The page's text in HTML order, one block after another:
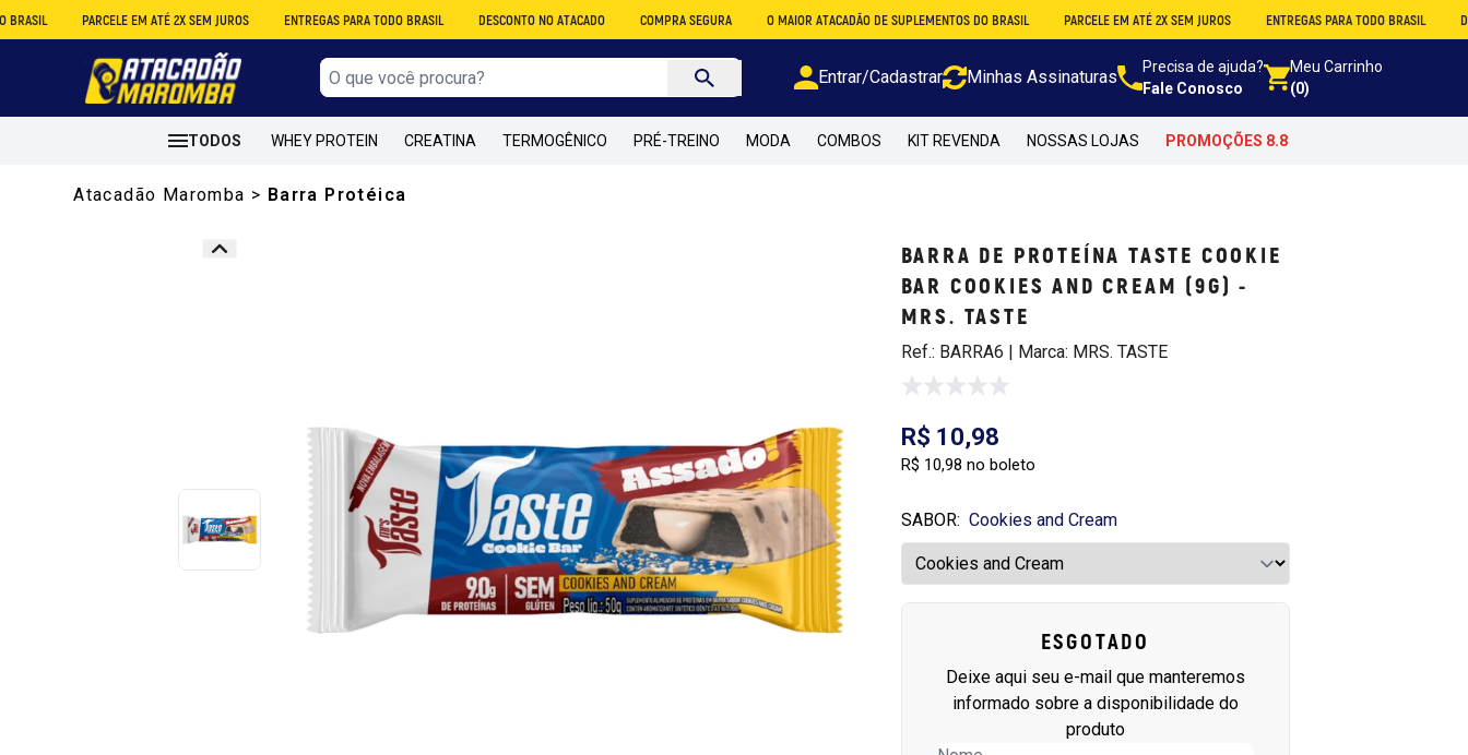
PARCELE EM ATÉ 2X SEM JUROS ENTREGAS PARA TODO BRASIL DESCONTO NO ATACADO COMPRA SEGURA O MAIOR ATACADÃO DE SUPLEMENTOS DO BRASIL PARCELE EM ATÉ 2X SEM JUROS ENTREGAS PARA TODO BRASIL
Entrar/Cadastrar Minhas Assinaturas
Precisa de ajuda?
Fale Conosco
Meu Carrinho
(0)
TODOS WHEY PROTEIN CREATINA TERMOGÊNICO PRÉ-TREINO MODA COMBOS KIT REVENDA NOSSAS LOJAS PROMOÇÕES 8.8
Atacadão Maromba > Barra Protéica
BARRA DE PROTEÍNA TASTE COOKIE
BAR COOKIES AND CREAM (9G) -
MRS. TASTE
Ref.: BARRA6 | Marca: MRS. TASTE
R$ 10,98
R$ 10,98 no boleto
SABOR: Cookies and Cream
ESGOTADO
Deixe aqui seu e-mail que manteremos
informado sobre a disponibilidade do
produto